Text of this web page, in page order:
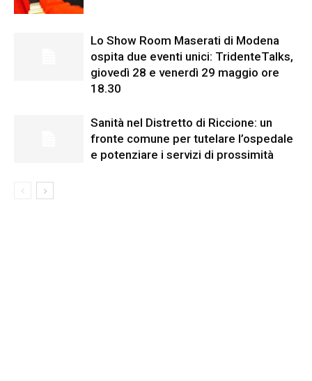
Lo Show Room Maserati di Modena
ospita due eventi unici: TridenteTalks,
giovedì 28 e venerdì 29 maggio ore
18.30
Sanità nel Distretto di Riccione: un
fronte comune per tutelare l’ospedale
e potenziare i servizi di prossimità